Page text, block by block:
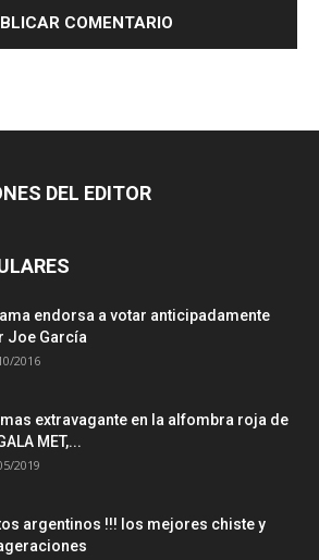
DEL EDITOR
endorsa a votar anticipadamente
Joe García
2016
mas extravagante en la alfombra roja de
MET,...
2019
argentinos !!! los mejores chiste y